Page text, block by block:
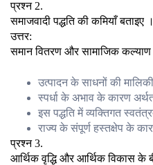
प्रश्न 2.
समाजवादी पद्धति की कमियाँ बताइए ।
उत्तर:
समान वितरण और सामाजिक कल्याण
उत्पादन के साधनों की
स्पर्धा के अभाव के कारण
इस पद्धति में व्यक्तिगत
राज्य के संपूर्ण हस्तक्षेप के
प्रश्न 3.
आर्थिक वृद्धि और आर्थिक विकास के